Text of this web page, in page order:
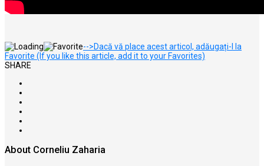
-->Dacă vă place acest articol, adăugați-l la
Favorite (If you like this article, add it to your Favorites)
SHARE
About Corneliu Zaharia